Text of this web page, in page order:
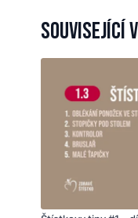
💗
Související